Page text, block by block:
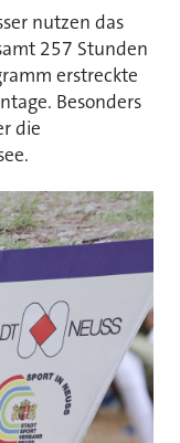
nutzen das
257 Stunden
erstreckte
Besonders
die